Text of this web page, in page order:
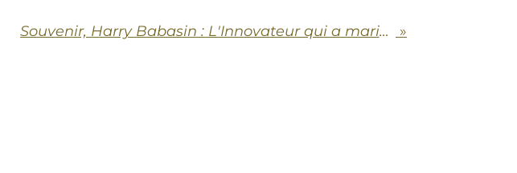
Souvenir, Harry Babasin : L'Innovateur qui a marié Jazz et Violoncelle né en 1921 »